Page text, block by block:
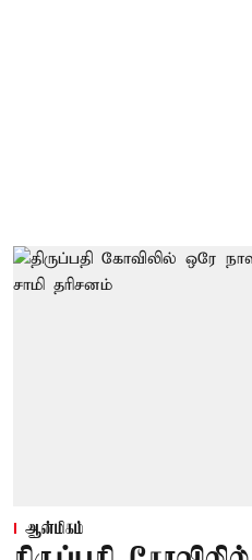
ஆன்மிகம்